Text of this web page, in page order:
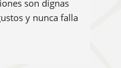
son dignas
y nunca falla